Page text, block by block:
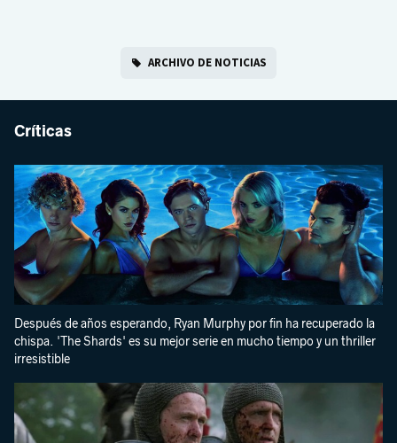
ARCHIVO DE NOTICIAS
Críticas
Después de años esperando, Ryan Murphy por fin ha recuperado la
chispa. 'The Shards' es su mejor serie en mucho tiempo y un thriller
irresistible